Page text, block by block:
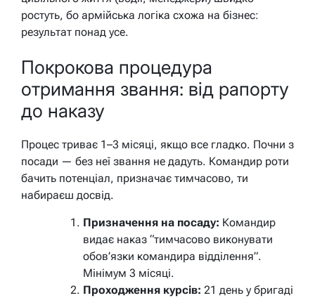
ростуть, бо армійська логіка схожа на бізнес:
результат понад усе.
Покрокова процедура
отримання звання: від рапорту
до наказу
Процес триває 1–3 місяці, якщо все гладко. Почни з
посади — без неї звання не дадуть. Командир роти
бачить потенціал, призначає тимчасово, ти
набираєш досвід.
Призначення на посаду: Командир
видає наказ “тимчасово виконувати
обов’язки командира відділення”.
Мінімум 3 місяці.
Проходження курсів: 21 день у бригаді